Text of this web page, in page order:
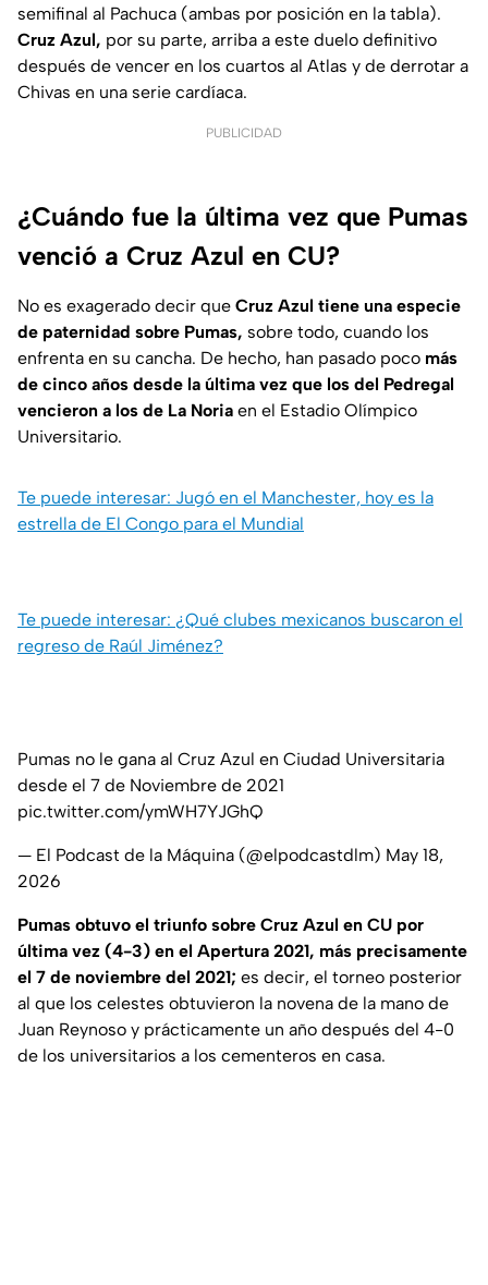
semifinal al Pachuca (ambas por posición en la tabla).
Cruz Azul, por su parte, arriba a este duelo definitivo
después de vencer en los cuartos al Atlas y de derrotar a
Chivas en una serie cardíaca.
PUBLICIDAD
¿Cuándo fue la última vez que Pumas
venció a Cruz Azul en CU?
No es exagerado decir que Cruz Azul tiene una especie
de paternidad sobre Pumas, sobre todo, cuando los
enfrenta en su cancha. De hecho, han pasado poco más
de cinco años desde la última vez que los del Pedregal
vencieron a los de La Noria en el Estadio Olímpico
Universitario.
Te puede interesar: Jugó en el Manchester, hoy es la
estrella de El Congo para el Mundial
Te puede interesar: ¿Qué clubes mexicanos buscaron el
regreso de Raúl Jiménez?
Pumas no le gana al Cruz Azul en Ciudad Universitaria
desde el 7 de Noviembre de 2021
pic.twitter.com/ymWH7YJGhQ
— El Podcast de la Máquina (@elpodcastdlm) May 18,
2026
Pumas obtuvo el triunfo sobre Cruz Azul en CU por
última vez (4-3) en el Apertura 2021, más precisamente
el 7 de noviembre del 2021; es decir, el torneo posterior
al que los celestes obtuvieron la novena de la mano de
Juan Reynoso y prácticamente un año después del 4-0
de los universitarios a los cementeros en casa.